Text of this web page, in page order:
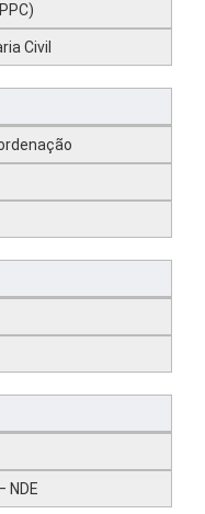
Civil
NDE